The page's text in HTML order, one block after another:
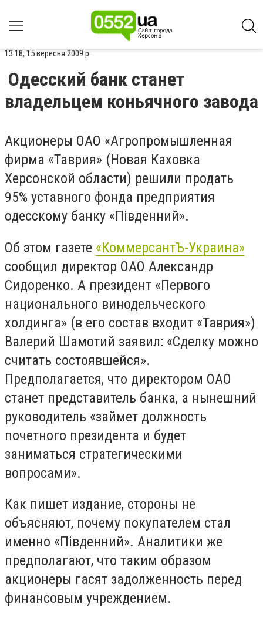
13:18, 15 вересня 2009 р.
Одесский банк станет
владельцем коньячного завода
Акционеры ОАО «Агропромышленная
фирма «Таврия» (Новая Каховка
Херсонской области) решили продать
95% уставного фонда предприятия
одесскому банку «Пiвденний».
Об этом газете «КоммерсантЪ-Украина»
сообщил директор ОАО Александр
Сидоренко. А президент «Первого
национального винодельческого
холдинга» (в его состав входит «Таврия»)
Валерий Шамотий заявил: «Сделку можно
считать состоявшейся».
Предполагается, что директором ОАО
станет представитель банка, а нынешний
руководитель «займет должность
почетного президента и будет
заниматься стратегическими
вопросами».
Как пишет издание, стороны не
объясняют, почему покупателем стал
именно «Пiвденний». Аналитики же
предполагают, что таким образом
акционеры гасят задолженность перед
финансовым учреждением.